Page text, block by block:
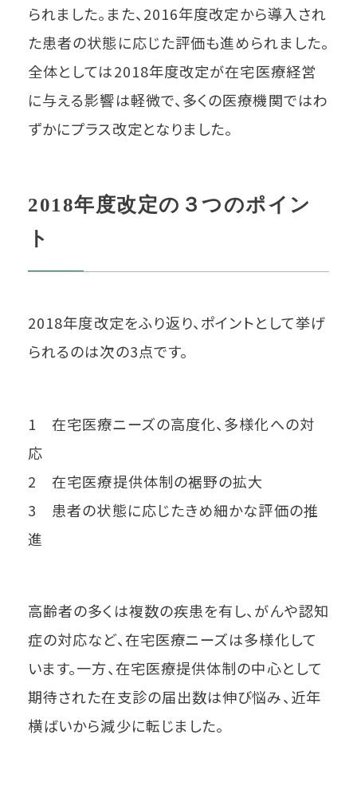
られました。また、2016年度改定から導入され
た患者の状態に応じた評価も進められました。
全体としては2018年度改定が在宅医療経営
に与える影響は軽微で、多くの医療機関ではわ
ずかにプラス改定となりました。
2018年度改定の３つのポイン
ト
2018年度改定をふり返り、ポイントとして挙げ
られるのは次の3点です。
1 在宅医療ニーズの高度化、多様化への対
応
2 在宅医療提供体制の裾野の拡大
3 患者の状態に応じたきめ細かな評価の推
進
高齢者の多くは複数の疾患を有し、がんや認知
症の対応など、在宅医療ニーズは多様化して
います。一方、在宅医療提供体制の中心として
期待された在支診の届出数は伸び悩み、近年
横ばいから減少に転じました。